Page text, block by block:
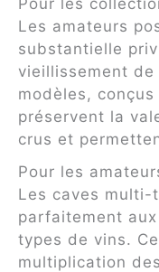
Les amateurs
substantielle
vieillissement
modèles,
préservent la
crus et
Pour les
Les caves multi-
parfaitement
types de vins.
multiplication